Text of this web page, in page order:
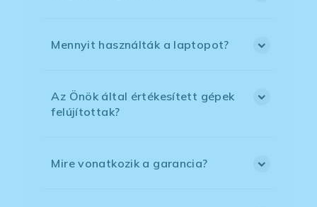
Mennyit használták a laptopot?
Az Önök által értékesített gépek
felújítottak?
Mire vonatkozik a garancia?